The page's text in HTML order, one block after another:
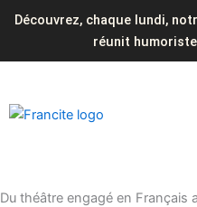
Découvrez, chaque lundi,
réunit
Du théâtre engagé en Français